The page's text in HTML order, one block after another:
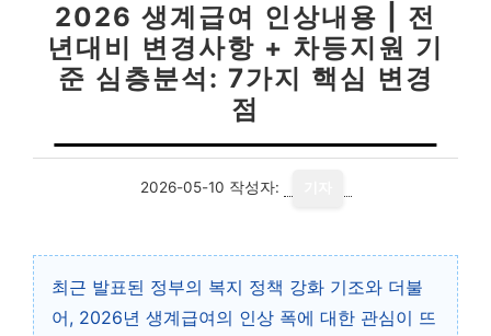
2026 생계급여 인상내용 | 전
년대비 변경사항 + 차등지원 기
준 심층분석: 7가지 핵심 변경
점
2026-05-10 작성자:
최근 발표된 정부의 복지 정책 강화 기조와 더불
어, 2026년 생계급여의 인상 폭에 대한 관심이 뜨